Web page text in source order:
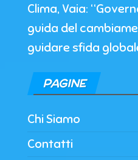
Clima, Vaia:
guida del
guidare sfida
PAGINE
Chi Siamo
Contatti